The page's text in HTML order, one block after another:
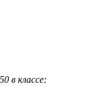
в классе: